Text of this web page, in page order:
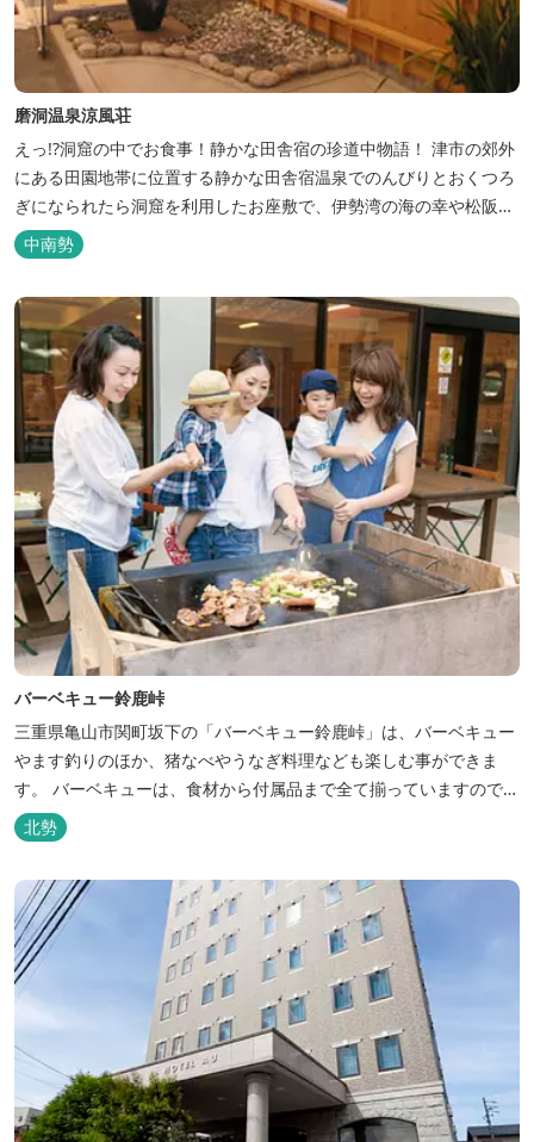
磨洞温泉涼風荘
えっ!?洞窟の中でお食事！静かな田舎宿の珍道中物語！ 津市の郊外
にある田園地帯に位置する静かな田舎宿温泉でのんびりとおくつろ
ぎになられたら洞窟を利用したお座敷で、伊勢湾の海の幸や松阪肉
を山海賊焼きをお召し上がりいただけます。年中20度前後の天然空
調、お客様を不思議な空間にご案内！ ご宴会には、大広間で和食会
席、日帰り入浴＆お食事ＯＫ。 温泉は、津に来て津の湯をお楽しみ
いただけます。「白...
中南勢
バーベキュー鈴鹿峠
三重県亀山市関町坂下の「バーベキュー鈴鹿峠」は、バーベキュー
やます釣りのほか、猪なべやうなぎ料理なども楽しむ事ができま
す。 バーベキューは、食材から付属品まで全て揃っていますので手
ぶらで楽しむ事ができますよ！釣り掘がありますので、釣ったその
場で味わえる「マス釣り」も人気です。 宿泊施設も完備していま
す！ご家族で、友人で、様々なイベントで、ぜひご利用ください。
北勢